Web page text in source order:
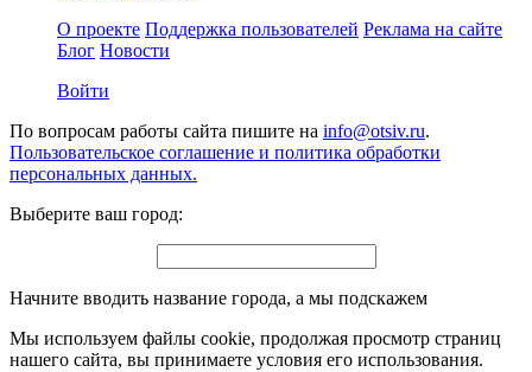
О проекте Поддержка пользователей Реклама на сайте
Блог Новости
Войти
По вопросам работы сайта пишите на info@otsiv.ru.
Пользовательское соглашение и политика обработки
персональных данных.
Выберите ваш город:
Начните вводить название города, а мы подскажем
Мы используем файлы cookie, продолжая просмотр страниц
нашего сайта, вы принимаете условия его использования.